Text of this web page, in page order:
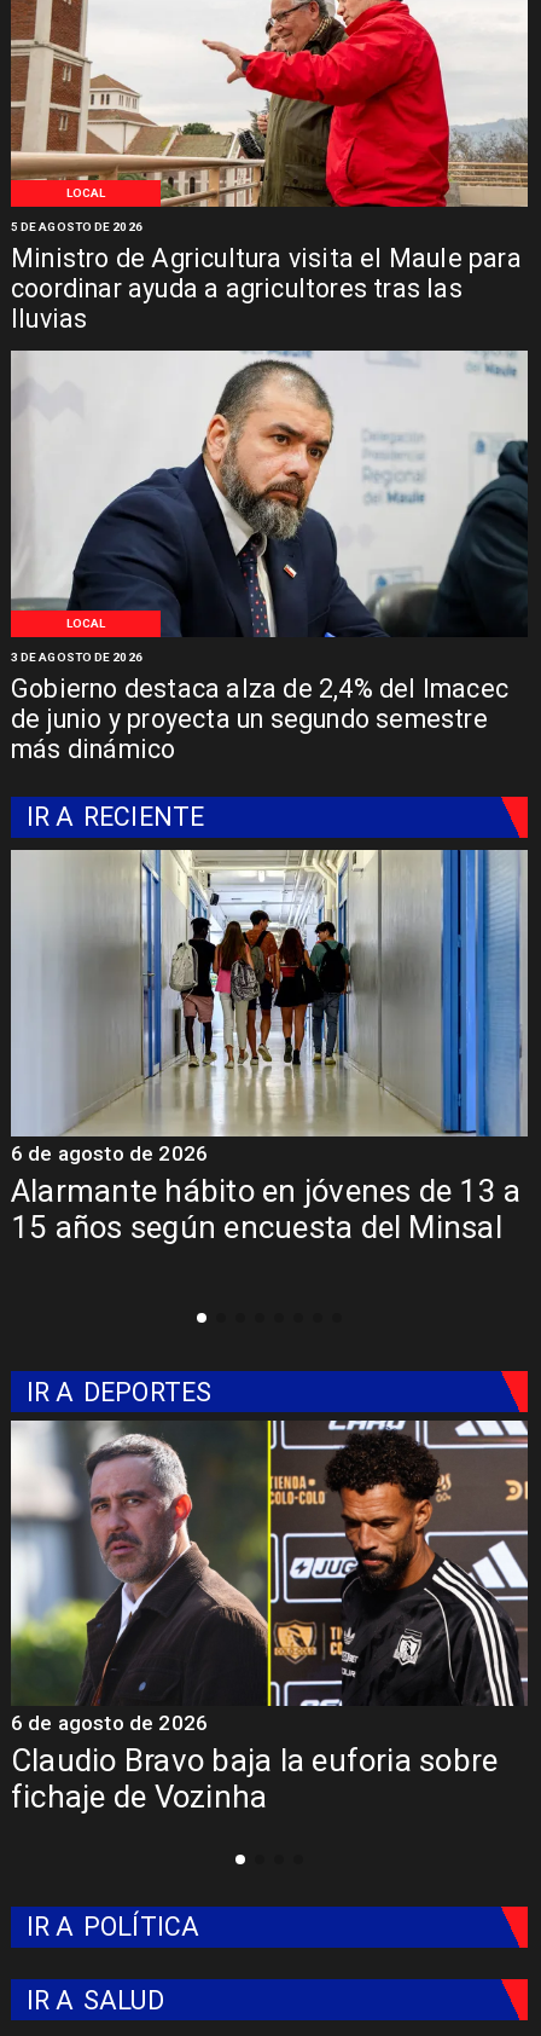
LOCAL
Ministro de Agricultura visita el Maule para
coordinar ayuda a agricultores tras las
lluvias
5 DE AGOSTO DE 2026
LOCAL
Gobierno destaca alza de 2,4% del Imacec
de junio y proyecta un segundo semestre
más dinámico
3 DE AGOSTO DE 2026
IR A RECIENTE
Aprueban creación del Parque
Sebastián Piñera con inversión de $4
6 de agosto de 2026
IR A DEPORTES
sobre
Presentación de Vozinha
Colo: Fecha, Estadio y
5 de agosto de 2026
IR A POLÍTICA
IR A SALUD